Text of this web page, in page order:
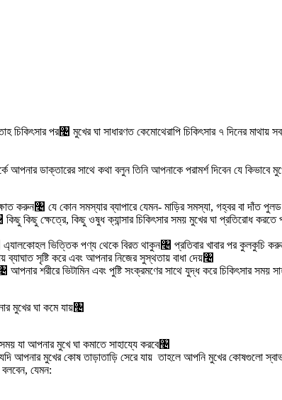
চিকিৎসার পর৤ মুখের ঘা সাধারণত কেমোথেরাপি চিকিৎসার ৭ দিনের মাথায়
ডাক্তারের সাথে কথা বলুন তিনি আপনাকে পরামর্শ দিবেন যে কিভাবে
করুন৤ যে কোন সমস্যার ব্যাপারে যেমন- মাড়ির সমস্যা, গহ্বর বা দাঁত
কিছু ক্ষেত্রে, কিছু ওষুধ ক্যান্সার চিকিৎসার সময় মুখের ঘা প্রতিরোধ করতে
ভিত্তিক পণ্য থেকে বিরত থাকুন৤ প্রতিবার খাবার পর কুলকুচি
সৃষ্টি করে এবং আপনার নিজের সুস্থতায় বাধা দেয়৤
শরীরে ভিটামিন এবং পুষ্টি সংক্রমণের সাথে যুদ্ধ করে চিকিৎসার সময়
মুখের ঘা কমে যায়৤
সময় যা আপনার মুখে ঘা কমাতে সাহায্যে করবে৤
আপনার মুখের কোষ তাড়াতাড়ি সেরে যায় তাহলে আপনি মুখের কোষগুলো
যেমন: